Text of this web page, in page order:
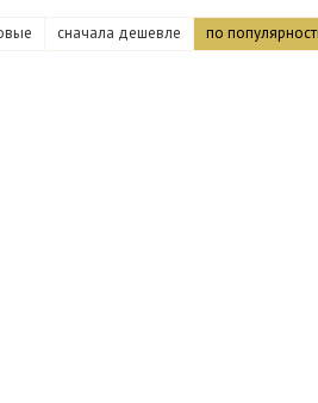
сначала дешевле по